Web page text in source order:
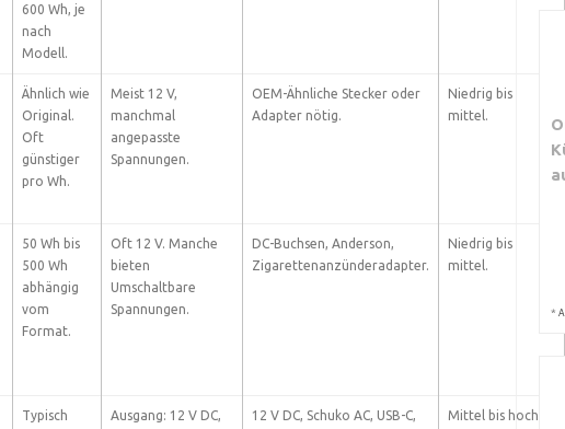
600 Wh, je
nach
Modell.
Ähnlich wie
Original.
Oft
günstiger
pro Wh.
Meist 12 V,
manchmal
angepasste
Spannungen.
OEM-Ähnliche Stecker oder
Adapter nötig.
Niedrig bis
mittel.
50 Wh bis
500 Wh
abhängig
vom
Format.
Oft 12 V. Manche
bieten
Umschaltbare
Spannungen.
DC-Buchsen, Anderson,
Zigarettenanzünderadapter.
Niedrig bis
mittel.
Typisch
Ausgang: 12 V DC,
12 V DC, Schuko AC, USB-C,
Mittel bis hoch.
*